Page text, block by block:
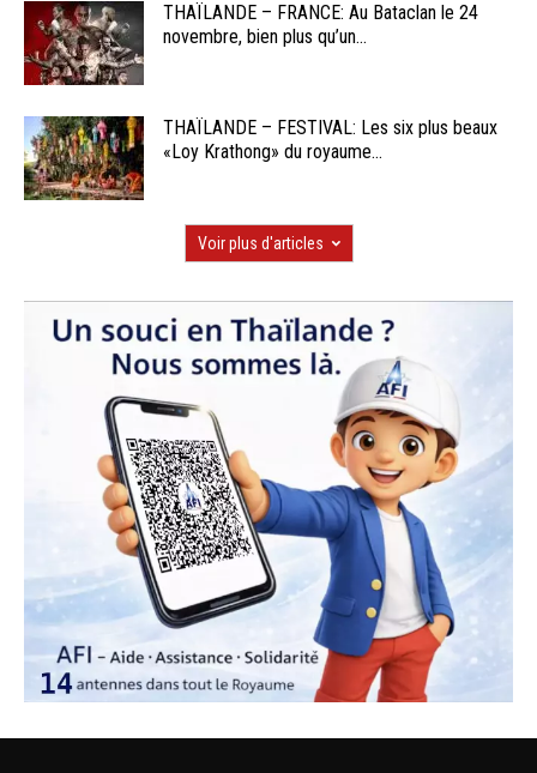
THAÏLANDE – FRANCE: Au Bataclan le 24
novembre, bien plus qu’un...
THAÏLANDE – FESTIVAL: Les six plus beaux
«Loy Krathong» du royaume...
Voir plus d'articles